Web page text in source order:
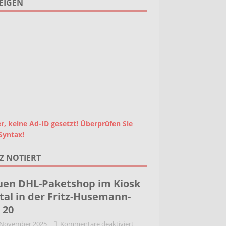
keine Ad-ID gesetzt! Überprüfen Sie
NOTIERT
DHL-Paketshop im Kiosk
in der Fritz-Husemann-
2025 Kommentare deaktiviert